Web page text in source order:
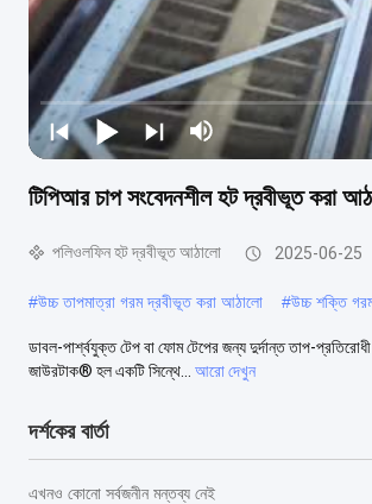
টিপিআর চাপ সংবেদনশীল হট দ্রবীভূত করা
পলিওলফিন হট দ্রবীভূত আঠালো 2025-06-25
#উচ্চ তাপমাত্রা গরম দ্রবীভূত করা আঠালো #উচ্চ শক্তি
ডাবল-পার্শ্বযুক্ত টেপ বা ফোম টেপের জন্য দুর্দান্ত তাপ-
জাউরটাক® হল একটি সিন্থে...
আরো দেখুন
দর্শকের বার্তা
এখনও কোনো সর্বজনীন মন্তব্য নেই